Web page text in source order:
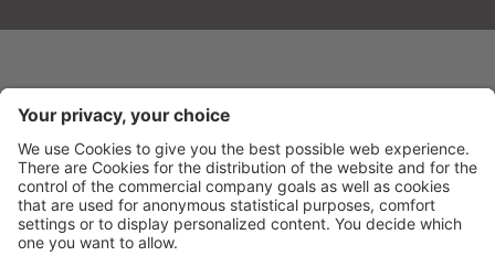
BELVEDERE HOTEL
V.le Gramsci 95-47838 Riccione (RN) Italien
Tel.+39 0541 601506 Fax+39 0541 691394
info@belvederericcione.com
MwSt-Nr. 01603580406